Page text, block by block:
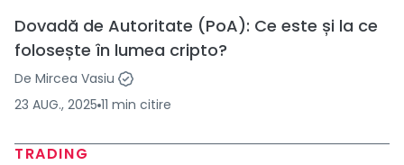
Dovadă de Autoritate (PoA): Ce este și la ce
folosește în lumea cripto?
De Mircea Vasiu
23 AUG., 2025 11 min citire
TRADING